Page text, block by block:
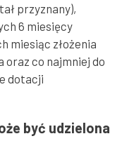
przyznany),
6 miesięcy
miesiąc złożenia
oraz co najmniej do
dotacji
być udzielona